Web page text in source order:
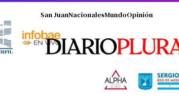
San JuanNacionalesMundoOpinión